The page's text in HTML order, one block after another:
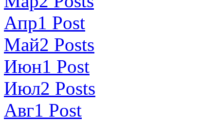
Апр1 Post
Май2 Posts
Июн1 Post
Июл2 Posts
Авг1 Post